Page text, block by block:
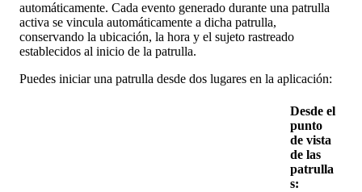
automáticamente. Cada evento generado durante una patrulla
activa se vincula automáticamente a dicha patrulla,
conservando la ubicación, la hora y el sujeto rastreado
establecidos al inicio de la patrulla.
Puedes iniciar una patrulla desde dos lugares en la aplicación:
Desde el
punto
de vista
de las
patrulla
s: